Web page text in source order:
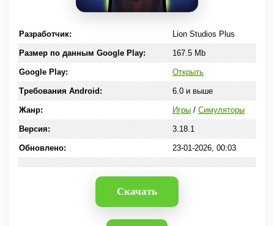
Разработчик: Lion Studios Plus
Размер по данным Google Play: 167.5 Mb
Google Play: Открыть
Требования Android: 6.0 и выше
Жанр: Игры/ Симуляторы
Версия: 3.18.1
Обновлено: 23-01-2026, 00:03
Скачать